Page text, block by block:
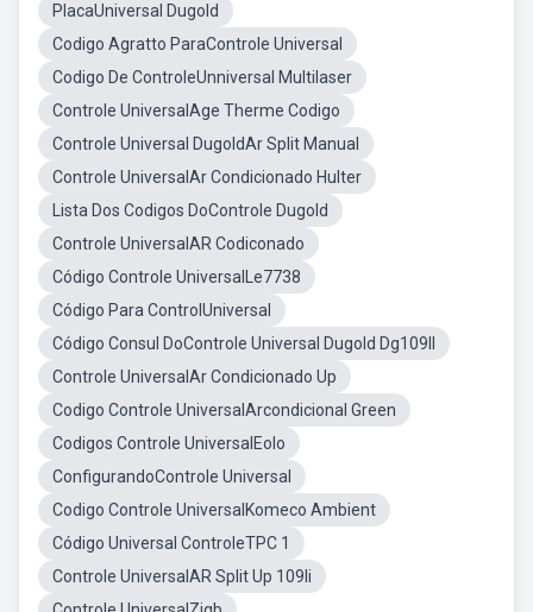
PlacaUniversal Dugold
Codigo Agratto ParaControle Universal
Codigo De ControleUnniversal Multilaser
Controle UniversalAge Therme Codigo
Controle Universal DugoldAr Split Manual
Controle UniversalAr Condicionado Hulter
Lista Dos Codigos DoControle Dugold
Controle UniversalAR Codiconado
Código Controle UniversalLe7738
Código Para ControlUniversal
Código Consul DoControle Universal Dugold Dg109ll
Controle UniversalAr Condicionado Up
Codigo Controle UniversalArcondicional Green
Codigos Controle UniversalEolo
ConfigurandoControle Universal
Codigo Controle UniversalKomeco Ambient
Código Universal ControleTPC 1
Controle UniversalAR Split Up 109Ii